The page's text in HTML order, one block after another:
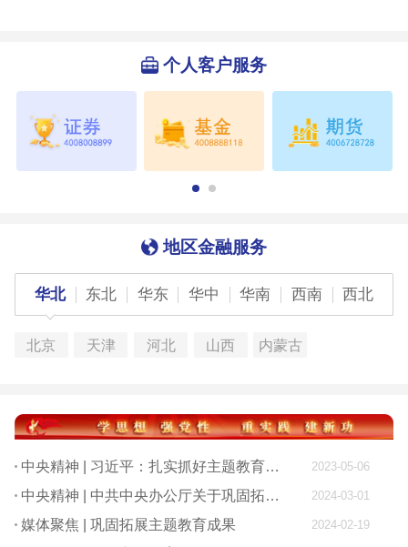
个人客户服务
地区金融服务
华北 东北 华东 华中 华南 西南 西北
北京 天津 河北 山西 内蒙古
中央精神 | 习近平：扎实抓好主题教育 为奋进新征程凝心聚力 2023-05-06
中央精神 | 中共中央办公厅关于巩固拓展学习贯彻习近平新时代中国特色社会主义思想主题教育成果的意见 2024-03-01
媒体聚焦 | 巩固拓展主题教育成果 2024-02-19